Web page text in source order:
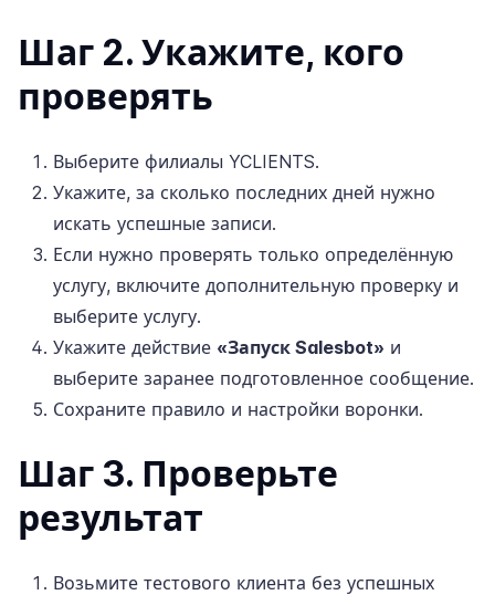
Шаг 2. Укажите, кого
проверять
Выберите филиалы YCLIENTS.
Укажите, за сколько последних дней нужно
искать успешные записи.
Если нужно проверять только определённую
услугу, включите дополнительную проверку и
выберите услугу.
Укажите действие «Запуск Salesbot» и
выберите заранее подготовленное сообщение.
Сохраните правило и настройки воронки.
Шаг 3. Проверьте
результат
Возьмите тестового клиента без успешных